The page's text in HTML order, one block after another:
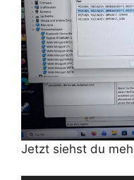
Jetzt siehst du